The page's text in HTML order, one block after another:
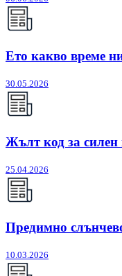
Ето какво време
30.05.2026
Жълт код за силен
25.04.2026
Предимно
10.03.2026